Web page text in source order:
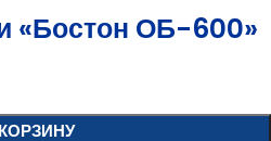
«Бостон ОБ-600»